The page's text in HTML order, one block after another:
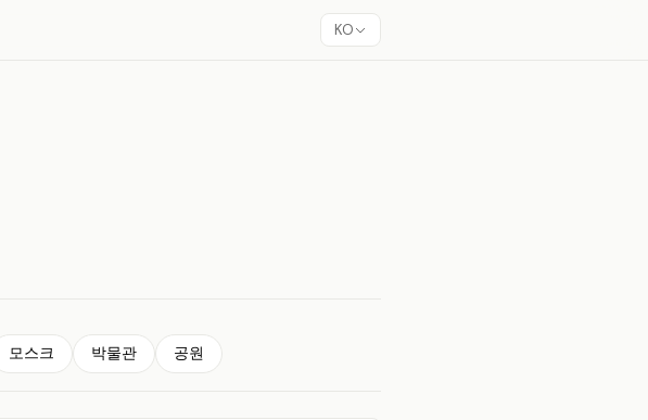
KO
모스크 박물관 공원